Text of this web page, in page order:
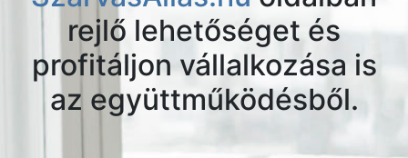
rejlő lehetőséget és
profitáljon vállalkozása is
az együttműködésből.